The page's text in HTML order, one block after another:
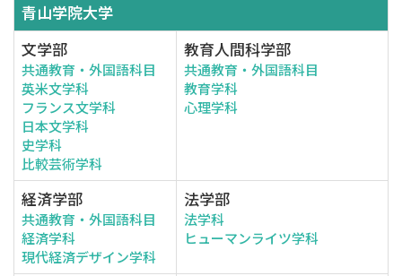
青山学院大学
文学部
共通教育・外国語科目
英米文学科
フランス文学科
日本文学科
史学科
比較芸術学科
教育人間科学部
共通教育・外国語科目
教育学科
心理学科
経済学部
共通教育・外国語科目
経済学科
現代経済デザイン学科
法学部
法学科
ヒューマンライツ学科